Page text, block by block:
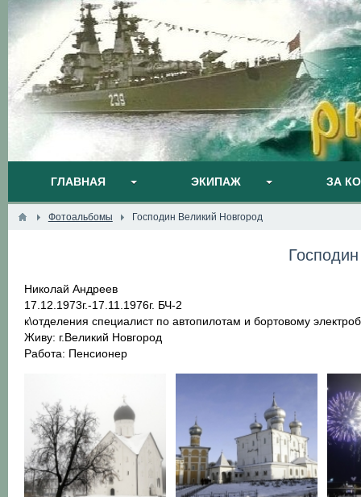
ГЛАВНАЯ ЭКИПАЖ ЗА
Фотоальбомы Господин Великий Новгород
Николай Андреев
17.12.1973г.-17.11.1976г. БЧ-2
к\отделения специалист по автопилотам и бортовому
Живу: г.Великий Новгород
Работа: Пенсионер